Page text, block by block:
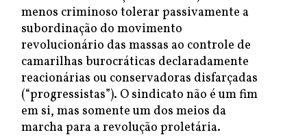
menos criminoso tolerar passivamente a
subordinação do movimento
revolucionário das massas ao controle de
camarilhas burocráticas declaradamente
reacionárias ou conservadoras disfarçadas
(“progressistas”). O sindicato não é um fim
em si, mas somente um dos meios da
marcha para a revolução proletária.